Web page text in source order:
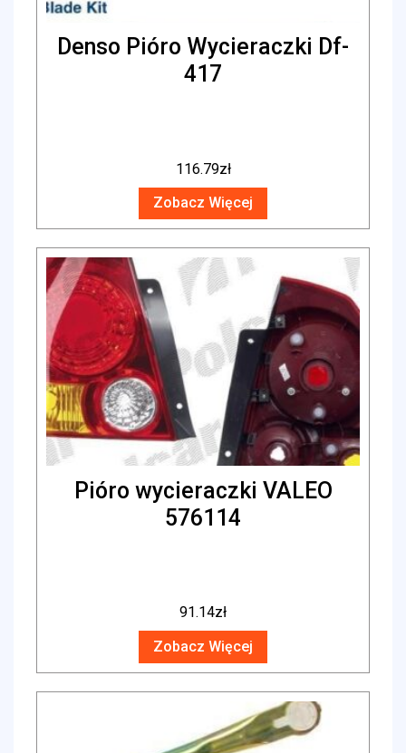
Denso Pióro Wycieraczki Df-
417
116.79zł
Zobacz Więcej
Pióro wycieraczki VALEO
576114
91.14zł
Zobacz Więcej